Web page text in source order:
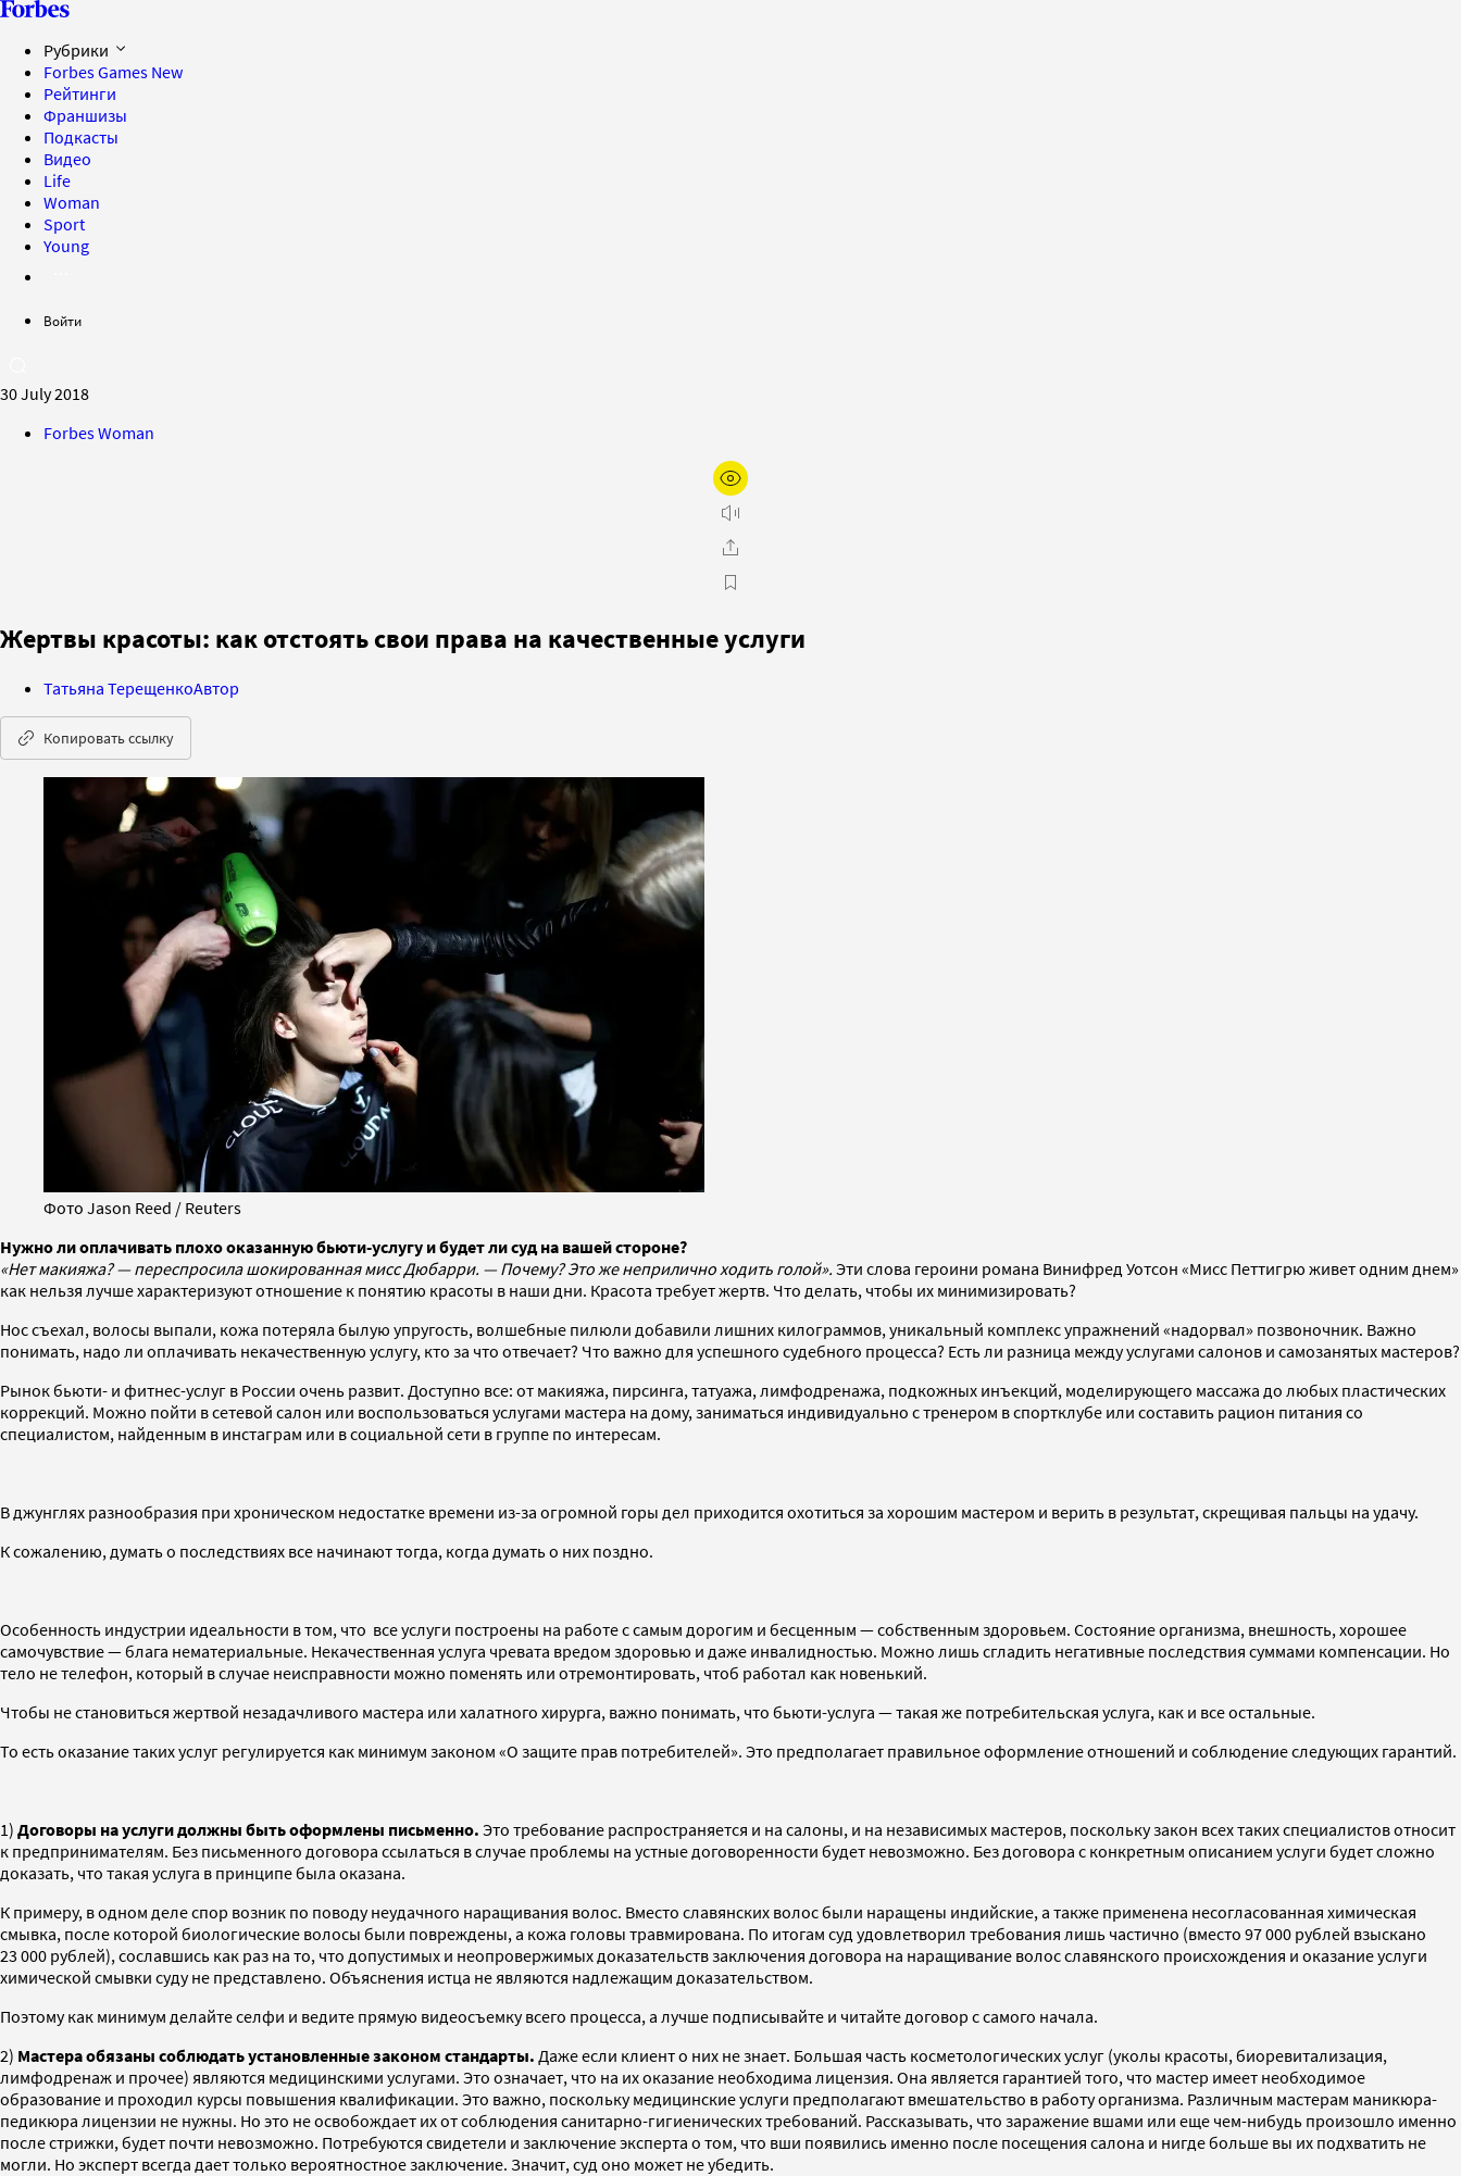
Рубрики
Forbes Games New
Рейтинги
Франшизы
Подкасты
Видео
Life
Woman
Sport
Young
Войти
30 July 2018
Forbes Woman
Жертвы красоты: как отстоять свои права на качественные услуги
Татьяна ТерещенкоАвтор
Копировать ссылку
Фото Jason Reed / Reuters
Нужно ли оплачивать плохо оказанную бьюти-услугу и будет ли суд на вашей стороне?
«Нет макияжа? — переспросила шокированная мисс Дюбарри. — Почему? Это же неприлично ходить голой». Эти слова героини романа Винифред Уотсон «Мисс Петтигрю живет одним днем»
как нельзя лучше характеризуют отношение к понятию красоты в наши дни. Красота требует жертв. Что делать, чтобы их минимизировать?
Нос съехал, волосы выпали, кожа потеряла былую упругость, волшебные пилюли добавили лишних килограммов, уникальный комплекс упражнений «надорвал» позвоночник. Важно
понимать, надо ли оплачивать некачественную услугу, кто за что отвечает? Что важно для успешного судебного процесса? Есть ли разница между услугами салонов и самозанятых мастеров?
Рынок бьюти- и фитнес-услуг в России очень развит. Доступно все: от макияжа, пирсинга, татуажа, лимфодренажа, подкожных инъекций, моделирующего массажа до любых пластических
коррекций. Можно пойти в сетевой салон или воспользоваться услугами мастера на дому, заниматься индивидуально с тренером в спортклубе или составить рацион питания со
специалистом, найденным в инстаграм или в социальной сети в группе по интересам.
В джунглях разнообразия при хроническом недостатке времени из-за огромной горы дел приходится охотиться за хорошим мастером и верить в результат, скрещивая пальцы на удачу.
К сожалению, думать о последствиях все начинают тогда, когда думать о них поздно.
Особенность индустрии идеальности в том, что все услуги построены на работе с самым дорогим и бесценным — собственным здоровьем. Состояние организма, внешность, хорошее
самочувствие — блага нематериальные. Некачественная услуга чревата вредом здоровью и даже инвалидностью. Можно лишь сгладить негативные последствия суммами компенсации. Но
тело не телефон, который в случае неисправности можно поменять или отремонтировать, чтоб работал как новенький.
Чтобы не становиться жертвой незадачливого мастера или халатного хирурга, важно понимать, что бьюти-услуга — такая же потребительская услуга, как и все остальные.
То есть оказание таких услуг регулируется как минимум законом «О защите прав потребителей». Это предполагает правильное оформление отношений и соблюдение следующих гарантий.
1) Договоры на услуги должны быть оформлены письменно. Это требование распространяется и на салоны, и на независимых мастеров, поскольку закон всех таких специалистов относит
к предпринимателям. Без письменного договора ссылаться в случае проблемы на устные договоренности будет невозможно. Без договора с конкретным описанием услуги будет сложно
доказать, что такая услуга в принципе была оказана.
К примеру, в одном деле спор возник по поводу неудачного наращивания волос. Вместо славянских волос были наращены индийские, а также применена несогласованная химическая
смывка, после которой биологические волосы были повреждены, а кожа головы травмирована. По итогам суд удовлетворил требования лишь частично (вместо 97 000 рублей взыскано
23 000 рублей), сославшись как раз на то, что допустимых и неопровержимых доказательств заключения договора на наращивание волос славянского происхождения и оказание услуги
химической смывки суду не представлено. Объяснения истца не являются надлежащим доказательством.
Поэтому как минимум делайте селфи и ведите прямую видеосъемку всего процесса, а лучше подписывайте и читайте договор с самого начала.
2) Мастера обязаны соблюдать установленные законом стандарты. Даже если клиент о них не знает. Большая часть косметологических услуг (уколы красоты, биоревитализация,
лимфодренаж и прочее) являются медицинскими услугами. Это означает, что на их оказание необходима лицензия. Она является гарантией того, что мастер имеет необходимое
образование и проходил курсы повышения квалификации. Это важно, поскольку медицинские услуги предполагают вмешательство в работу организма. Различным мастерам маникюра-
педикюра лицензии не нужны. Но это не освобождает их от соблюдения санитарно-гигиенических требований. Рассказывать, что заражение вшами или еще чем-нибудь произошло именно
после стрижки, будет почти невозможно. Потребуются свидетели и заключение эксперта о том, что вши появились именно после посещения салона и нигде больше вы их подхватить не
могли. Но эксперт всегда дает только вероятностное заключение. Значит, суд оно может не убедить.